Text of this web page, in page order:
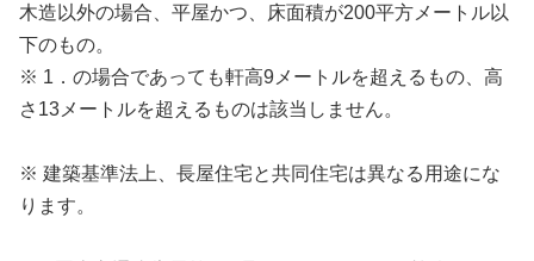
木造以外の場合、平屋かつ、床面積が200平方メートル以
下のもの。
※ 1．の場合であっても軒高9メートルを超えるもの、高
さ13メートルを超えるものは該当しません。
※ 建築基準法上、長屋住宅と共同住宅は異なる用途にな
ります。